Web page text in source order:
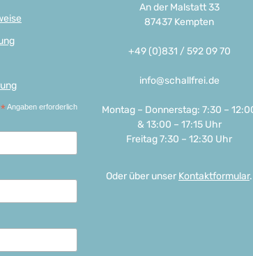
* Angaben erforderlich
An der Malstatt 33
87437 Kempten
+49 (0)831 / 592 09 70
info@schallfrei.de
Montag – Donnerstag: 7:30 –
& 13:00 – 17:15 Uhr
Freitag 7:30 – 12:30 Uhr
Oder über unser Kontaktformular.